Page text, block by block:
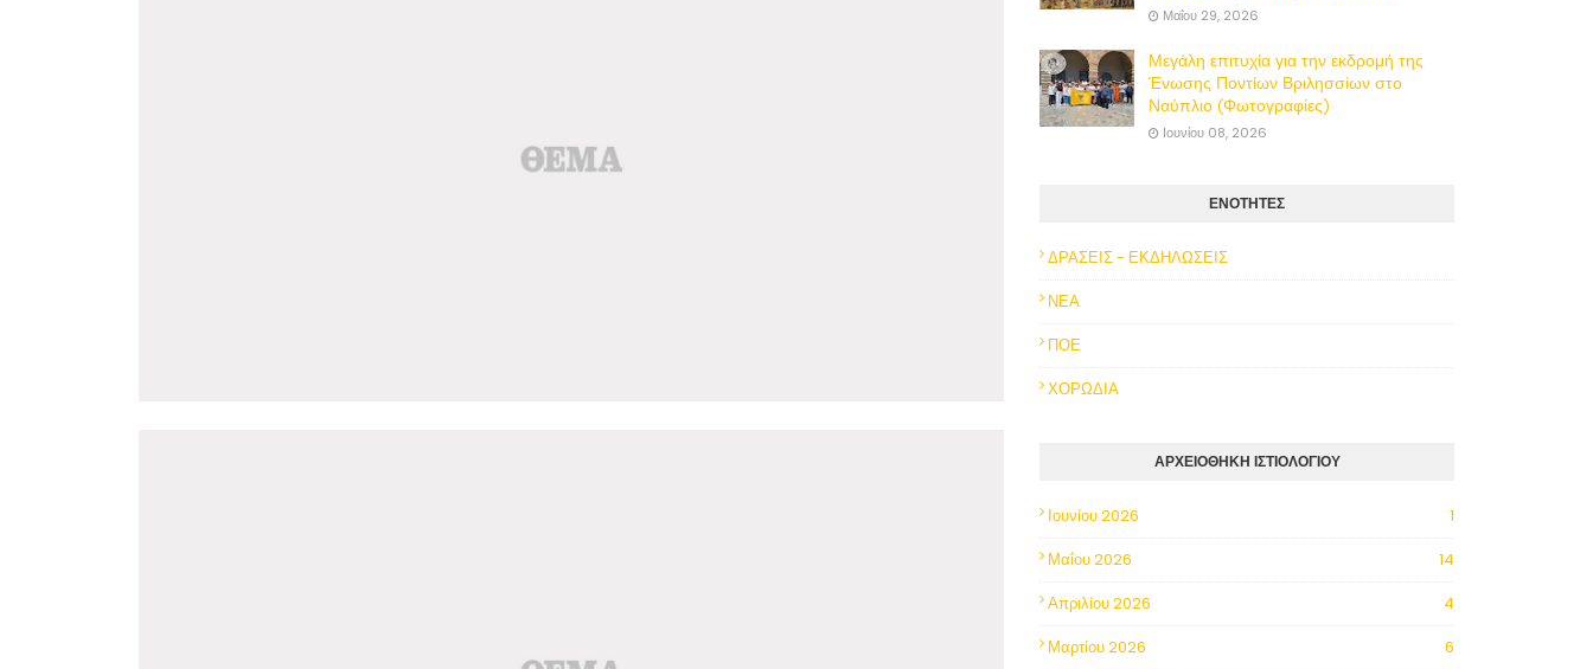
Μαΐου 29, 2026
Μεγάλη επιτυχία για την εκδρομή της
Ένωσης Ποντίων Βριλησσίων στο
Ναύπλιο (Φωτογραφίες)
Ιουνίου 08, 2026
ΕΝΟΤΗΤΕΣ
ΔΡΑΣΕΙΣ - ΕΚΔΗΛΩΣΕΙΣ
ΝΕΑ
ΠΟΕ
ΧΟΡΩΔΙΑ
ΑΡΧΕΙΟΘΗΚΗ ΙΣΤΙΟΛΟΓΙΟΥ
Ιουνίου 2026
1
Μαΐου 2026
14
Απριλίου 2026
4
Μαρτίου 2026
6